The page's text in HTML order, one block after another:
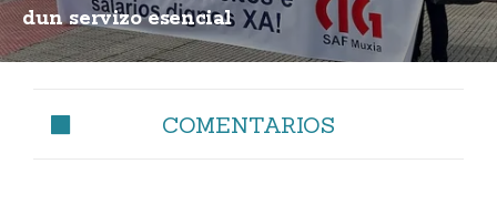
dun servizo esencial
COMENTARIOS